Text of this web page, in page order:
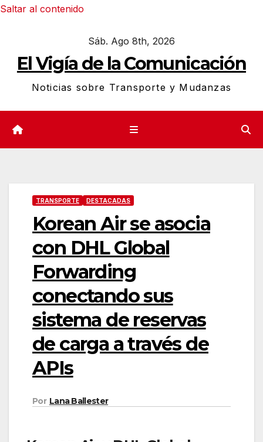
Saltar al contenido
Sáb. Ago 8th, 2026
El Vigía de la Comunicación
Noticias sobre Transporte y Mudanzas
TRANSPORTE DESTACADAS
Korean Air se asocia
con DHL Global
Forwarding
conectando sus
sistema de reservas
de carga a través de
APIs
Por Lana Ballester